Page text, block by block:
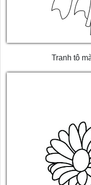
Tranh tô